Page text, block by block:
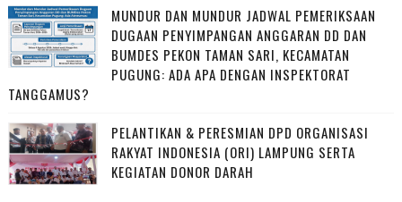
MUNDUR DAN MUNDUR JADWAL PEMERIKSAAN
DUGAAN PENYIMPANGAN ANGGARAN DD DAN
BUMDES PEKON TAMAN SARI, KECAMATAN
PUGUNG: ADA APA DENGAN INSPEKTORAT
TANGGAMUS?
PELANTIKAN & PERESMIAN DPD ORGANISASI
RAKYAT INDONESIA (ORI) LAMPUNG SERTA
KEGIATAN DONOR DARAH